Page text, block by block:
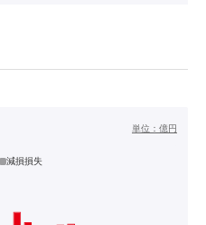
単位： 億円
減損損失